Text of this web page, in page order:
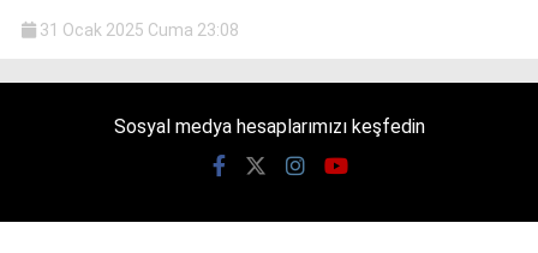
31 Ocak 2025 Cuma 23:08
Sosyal medya hesaplarımızı keşfedin